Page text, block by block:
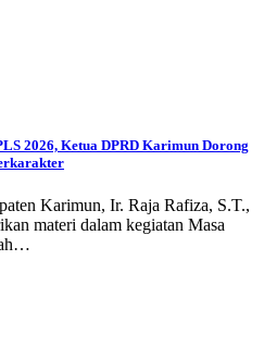
2026, Ketua DPRD Karimun Dorong
Karimun, Ir. Raja Rafiza, S.T.,
materi dalam kegiatan Masa